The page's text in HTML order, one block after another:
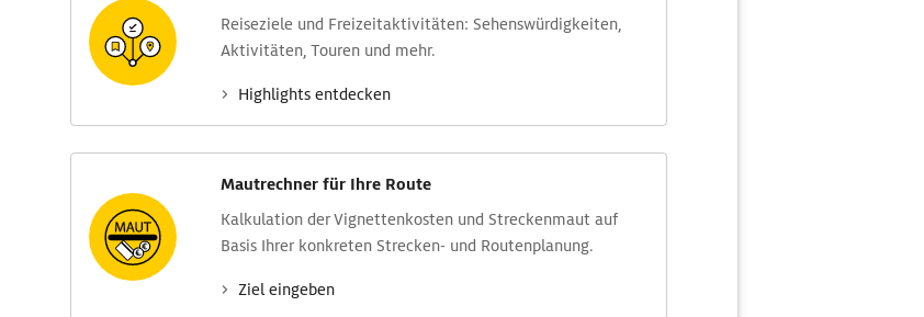
Reise­ziele und Freizeit­aktivitäten: Sehens­würdig­keiten,
Aktivitäten, Touren und mehr.
Highlights entdecken
Mautrechner für Ihre Route
Kalkulation der Vignettenkosten und Streckenmaut auf
Basis Ihrer konkreten Strecken- und Routenplanung.
Ziel eingeben